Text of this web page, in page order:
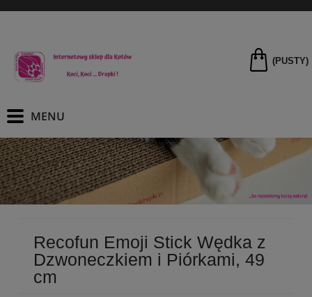
(PUSTY)
Recofun Emoji Stick Wędka z
Dzwoneczkiem i Piórkami, 49
cm